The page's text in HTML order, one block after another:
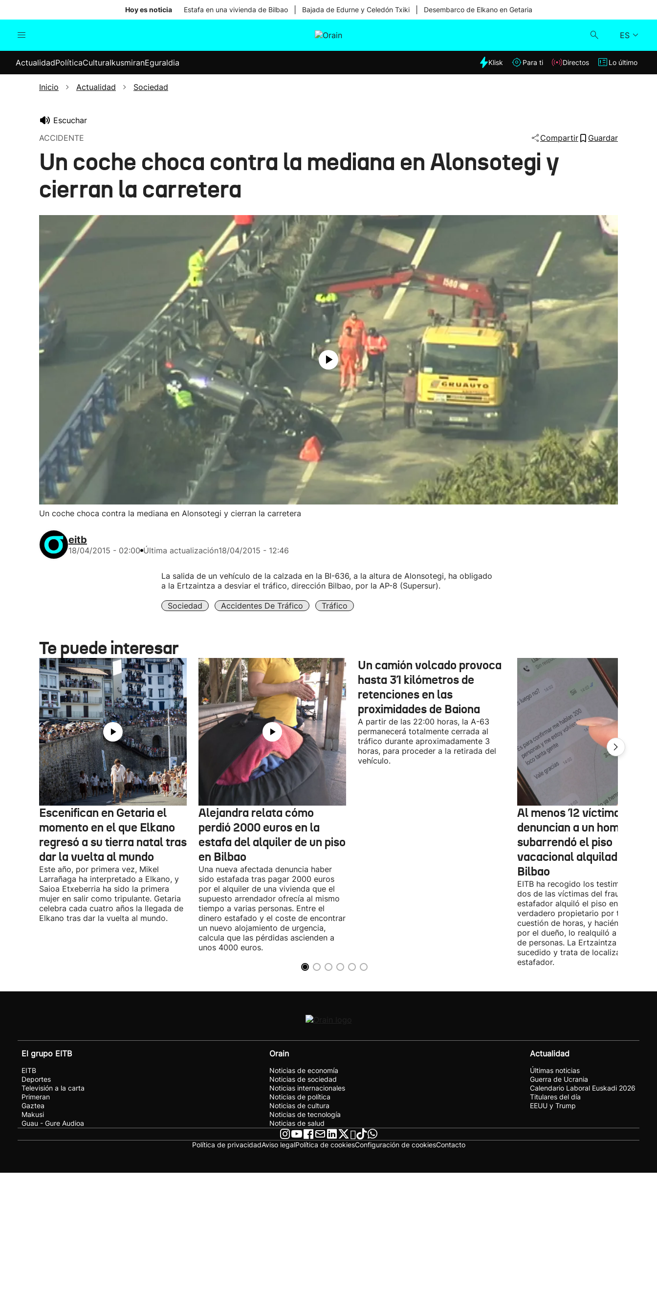
Hoy es noticia Estafa en una vivienda de Bilbao Bajada de Edurne y Celedón Txiki Desembarco de Elkano en Getaria
ES
Internacional
Elecciones
Klisk
ActualidadPolíticaCulturaIkusmiranEguraldia Klisk Para ti Directos Lo último
Inicio Actualidad Sociedad
Escuchar
ACCIDENTE
Compartir Guardar
Un coche choca contra la mediana en Alonsotegi y
cierran la carretera
Un coche choca contra la mediana en Alonsotegi y cierran la carretera
eitb
18/04/2015 - 02:00 Última actualización18/04/2015 - 12:46
La salida de un vehículo de la calzada en la BI-636, a la altura de Alonsotegi, ha obligado
a la Ertzaintza a desviar el tráfico, dirección Bilbao, por la AP-8 (Supersur).
Sociedad Accidentes De Tráfico Tráfico
Te puede interesar
Escenifican en Getaria el
momento en el que Elkano
regresó a su tierra natal tras
dar la vuelta al mundo
Este año, por primera vez, Mikel
Larrañaga ha interpretado a Elkano, y
Saioa Etxeberria ha sido la primera
mujer en salir como tripulante. Getaria
celebra cada cuatro años la llegada de
Elkano tras dar la vuelta al mundo.
Alejandra relata cómo
perdió 2000 euros en la
estafa del alquiler de un piso
en Bilbao
Una nueva afectada denuncia haber
sido estafada tras pagar 2000 euros
por el alquiler de una vivienda que el
supuesto arrendador ofrecía al mismo
tiempo a varias personas. Entre el
dinero estafado y el coste de encontrar
un nuevo alojamiento de urgencia,
calcula que las pérdidas ascienden a
unos 4000 euros.
Un camión volcado provoca
hasta 31 kilómetros de
retenciones en las
proximidades de Baiona
A partir de las 22:00 horas, la A-63
permanecerá totalmente cerrada al
tráfico durante aproximadamente 3
horas, para proceder a la retirada del
vehículo.
Al menos 12 víctimas
denuncian a un hombre
subarrendó el piso
vacacional alquilado en
Bilbao
EITB ha recogido los testimonios de
dos de las víctimas del fraude. El
estafador alquiló el piso en Airbnb a
verdadero propietario por tres días.
cuestión de horas, y haciéndose
por el dueño, lo realquiló a una
de personas. La Ertzaintza investiga
sucedido y trata de localizar al
estafador.
El grupo EITB
EITB
Deportes
Televisión a la carta
Primeran
Gaztea
Makusi
Guau - Gure Audioa
Orain
Noticias de economía
Noticias de sociedad
Noticias internacionales
Noticias de política
Noticias de cultura
Noticias de tecnología
Noticias de salud
Actualidad
Últimas noticias
Guerra de Ucrania
Calendario Laboral Euskadi 2026
Titulares del día
EEUU y Trump
Política de privacidadAviso legalPolítica de cookiesConfiguración de cookiesContacto